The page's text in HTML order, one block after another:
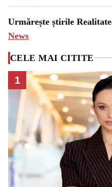
Urmărește știrile
News
CELE MAI CITITE
1